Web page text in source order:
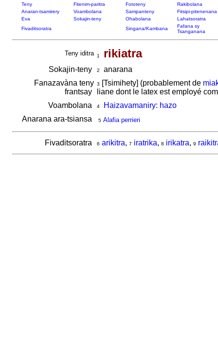
Teny Fitenim-paritra Fototeny
Rakibolana
Anaran-tsamirery
Voambolana Sampanteny
Fitsipi-pitenenana
Eva
Sokajin-teny Ohabolana
Lahatsoratra
Fivaditsoratra
Singana/Kambana
Fafana sy
Tsanganana
Teny iditra 1 rikiatra
Sokajin-teny 2
anarana
Fanazavàna teny
frantsay
3 [Tsimihety] (probablement de
liane dont le latex est employé
Voambolana
4
Haizavamaniry: hazo
Anarana ara-tsiansa
5 Alafia perrieri
Fivaditsoratra 6 arikitra, 7 iratrika, 8 irikatra, 9